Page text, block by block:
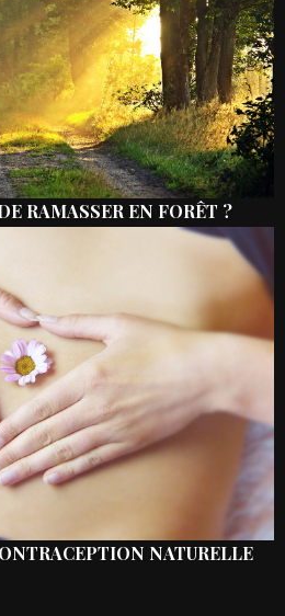
RAMASSER EN FORÊT ?
NATURELLE